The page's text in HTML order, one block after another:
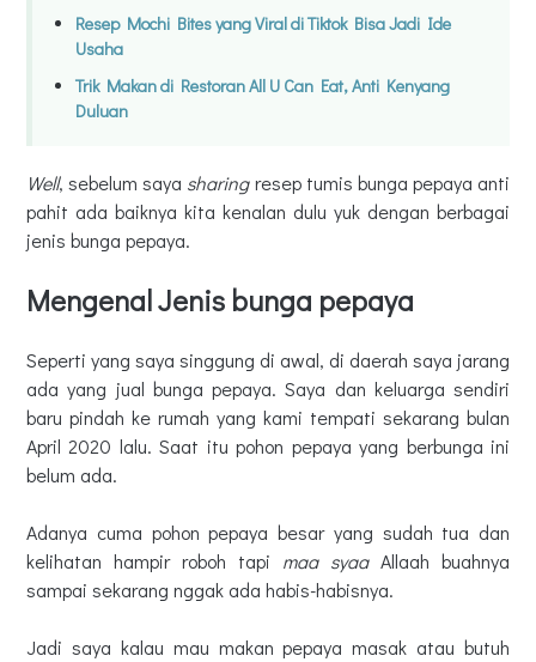
Resep Mochi Bites yang Viral di Tiktok Bisa Jadi Ide
Usaha
Trik Makan di Restoran All U Can Eat, Anti Kenyang
Duluan
Well, sebelum saya sharingresep tumis bunga pepaya anti
pahit ada baiknya kita kenalan dulu yuk dengan berbagai
jenis bunga pepaya.
Mengenal Jenis bunga pepaya
Seperti yang saya singgung di awal, di daerah saya jarang
ada yang jual bunga pepaya. Saya dan keluarga sendiri
baru pindah ke rumah yang kami tempati sekarang bulan
April 2020 lalu. Saat itu pohon pepaya yang berbunga ini
belum ada.
Adanya cuma pohon pepaya besar yang sudah tua dan
kelihatan hampir roboh tapi maa syaaAllaah buahnya
sampai sekarang nggak ada habis-habisnya.
Jadi saya kalau mau makan pepaya masak atau butuh